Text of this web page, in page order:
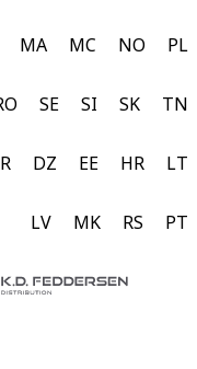
MA MC NO PL
SE SI SK TN
DZ EE HR LT
LV MK RS PT